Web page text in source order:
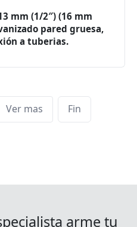
mm (1/2″) (16 mm
pared gruesa,
a tuberias.
Ver mas Fin
arme tu